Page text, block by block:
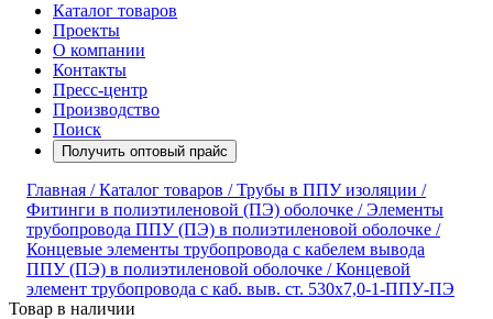
Каталог товаров
Проекты
О компании
Контакты
Пресс-центр
Производство
Поиск
Получить оптовый прайс
Главная /Каталог товаров /Трубы в ППУ изоляции /
Фитинги в полиэтиленовой (ПЭ) оболочке /Элементы
трубопровода ППУ (ПЭ) в полиэтиленовой оболочке /
Концевые элементы трубопровода с кабелем вывода
ППУ (ПЭ) в полиэтиленовой оболочке /Концевой
элемент трубопровода с каб. выв. ст. 530х7,0-1-ППУ-ПЭ
Товар в наличии